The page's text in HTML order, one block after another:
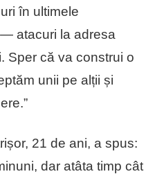
în ultimele
atacuri la adresa
Sper că va construi o
unii pe alții și
21 de ani, a spus:
dar atâta timp cât